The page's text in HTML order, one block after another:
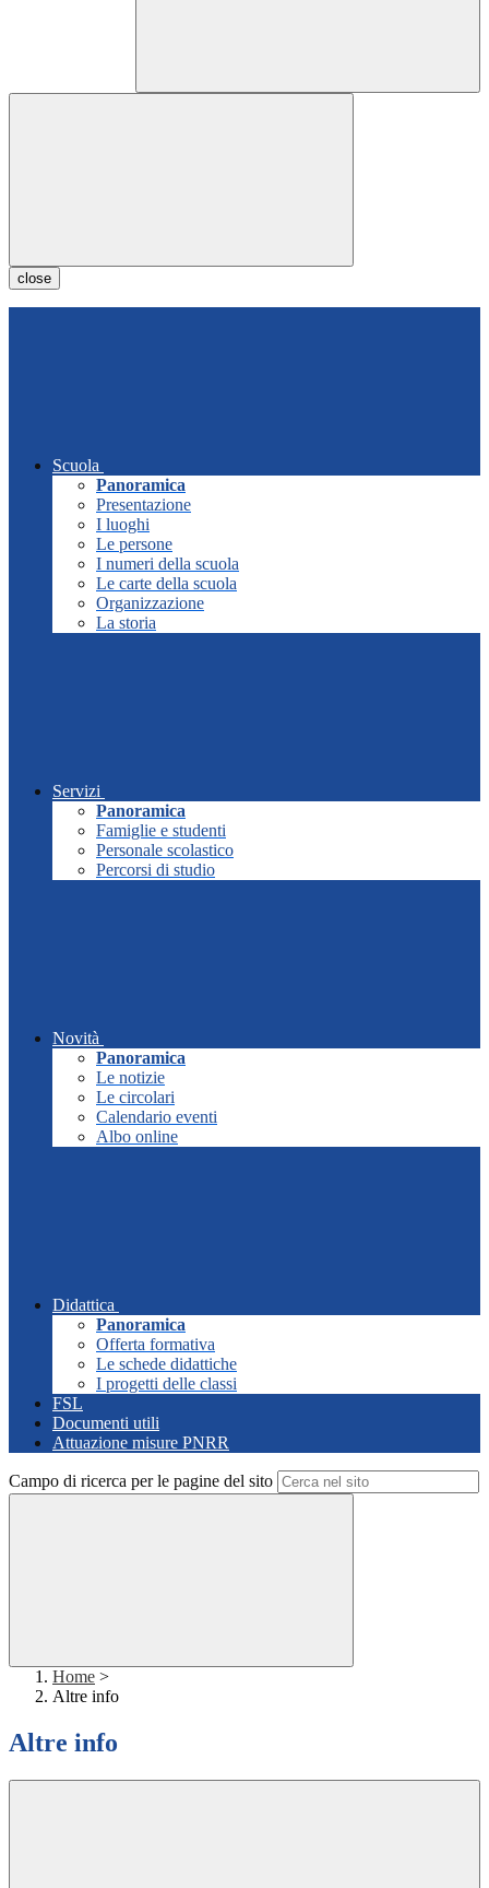
close
Scuola
Panoramica
Presentazione
I luoghi
Le persone
I numeri della scuola
Le carte della scuola
Organizzazione
La storia
Servizi
Panoramica
Famiglie e studenti
Personale scolastico
Percorsi di studio
Novità
Panoramica
Le notizie
Le circolari
Calendario eventi
Albo online
Didattica
Panoramica
Offerta formativa
Le schede didattiche
I progetti delle classi
FSL
Documenti utili
Attuazione misure PNRR
Campo di ricerca per le pagine del sito
Home >
Altre info
Altre info